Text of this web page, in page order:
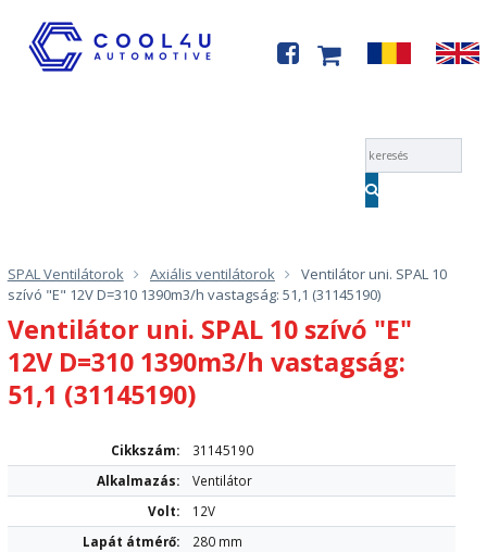
SPAL Ventilátorok Axiális ventilátorok
Ventilátor uni. SPAL 10
szívó "E" 12V D=310 1390m3/h vastagság: 51,1 (31145190)
Ventilátor uni. SPAL 10 szívó "E"
12V D=310 1390m3/h vastagság:
51,1 (31145190)
Cikkszám:
31145190
Alkalmazás:
Ventilátor
Volt:
12V
Lapát átmérő:
280 mm